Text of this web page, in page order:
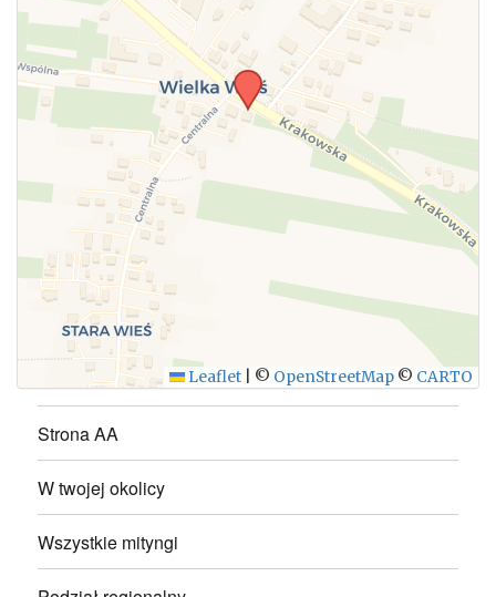
WYŚLIJ
Leaflet © OpenStreetMap © CARTO
Strona AA
W twojej okolicy
Wszystkie mityngi